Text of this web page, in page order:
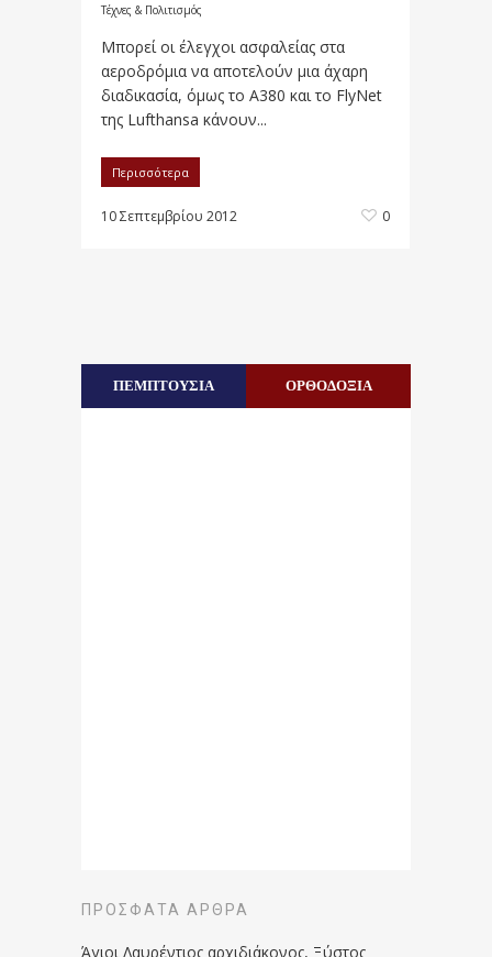
Τέχνες & Πολιτισμός
Μπορεί οι έλεγχοι ασφαλείας στα
αεροδρόµια να αποτελούν µια άχαρη
διαδικασία, όµως το Α380 και το FlyNet
της Lufthansa κάνουν...
Περισσότερα
10 Σεπτεμβρίου 2012 0
ΠΕΜΠΤΟΥΣΙΑ ΟΡΘΟΔΟΞΙΑ
ΠΡΌΣΦΑΤΑ ΆΡΘΡΑ
Άγιοι Λαυρέντιος αρχιδιάκονος, Ξύστος